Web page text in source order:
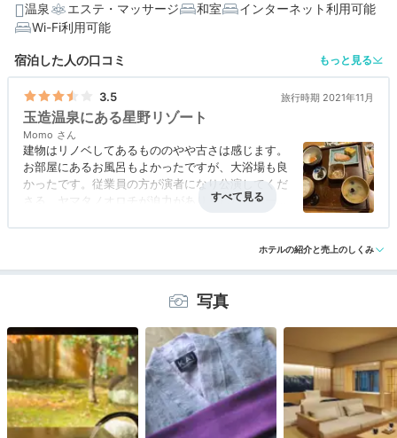
温泉
エステ・マッサージ 和室
インターネット利用可能
Wi-Fi利用可能
宿泊した人の口コミ もっと見る
3.5 旅行時期 2021年11月
玉造温泉にある星野リゾート
Momo
建物はリノベしてあるもののやや古さは感じます。
お部屋にあるお風呂もよかったですが、大浴場も良
かったです。従業員の方が演者になり公演してくだ
さる、ヤマタノオロチが迫力がありました。ハード
ホテルの紹介と売上のしくみ
写真